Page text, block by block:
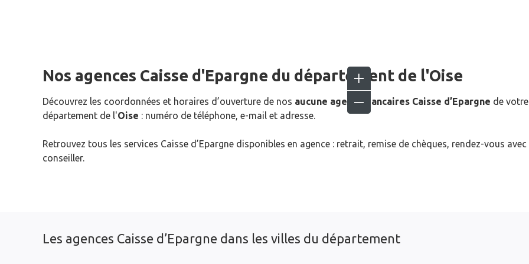
Nos agences Caisse d'Epargne du département de l'Oise
Découvrez les coordonnées et horaires d’ouverture de nos aucune agence bancaires Caisse d’Epargne de votre
département de l'Oise : numéro de téléphone, e-mail et adresse.
Retrouvez tous les services Caisse d’Epargne disponibles en agence : retrait, remise de chèques, rendez-vous avec
conseiller.
Les agences Caisse d’Epargne dans les villes du département